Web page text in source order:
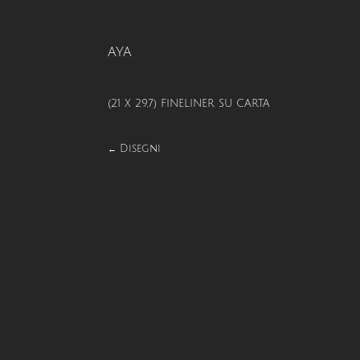
AYA
(21 X 29,7) FINELINER SU CARTA
← Disegni